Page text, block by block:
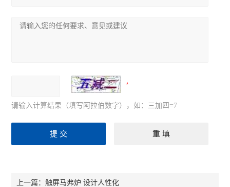
请输入计算结果（填写阿拉伯数字），如：三加四=7
上一篇：触屏马弗炉 设计人性化